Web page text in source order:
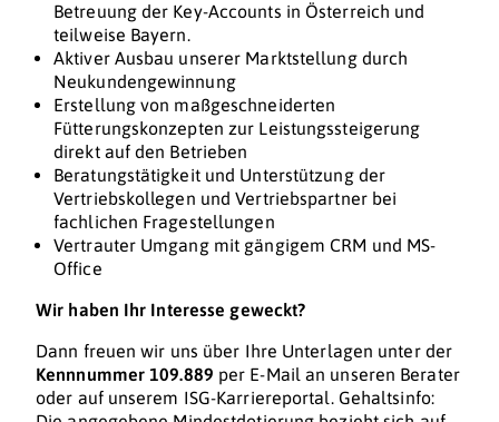
Betreuung der Key-Accounts in Österreich und
teilweise Bayern.
Aktiver Ausbau unserer Marktstellung durch
Neukundengewinnung
Erstellung von maßgeschneiderten
Fütterungskonzepten zur Leistungssteigerung
direkt auf den Betrieben
Beratungstätigkeit und Unterstützung der
Vertriebskollegen und Vertriebspartner bei
fachlichen Fragestellungen
Vertrauter Umgang mit gängigem CRM und MS-
Office
Wir haben Ihr Interesse geweckt?
Dann freuen wir uns über Ihre Unterlagen unter der
Kennnummer 109.889 per E-Mail an unseren Berater
oder auf unserem ISG-Karriereportal. Gehaltsinfo: